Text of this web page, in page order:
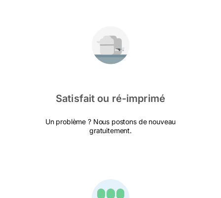
Satisfait ou ré-imprimé
Un problème ? Nous postons de nouveau
gratuitement.